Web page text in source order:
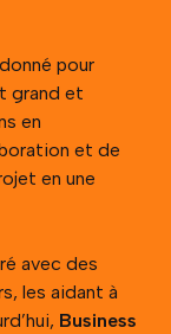
pour
grand et
en
et de
en une
avec des
les aidant à
Business